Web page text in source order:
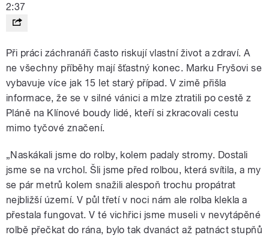
2:37
Při práci záchranáři často riskují vlastní život a zdraví. A
ne všechny příběhy mají šťastný konec. Marku Fryšovi se
vybavuje více jak 15 let starý případ. V zimě přišla
informace, že se v silné vánici a mlze ztratili po cestě z
Pláně na Klínové boudy lidé, kteří si zkracovali cestu
mimo tyčové značení.
„Naskákali jsme do rolby, kolem padaly stromy. Dostali
jsme se na vrchol. Šli jsme před rolbou, která svítila, a my
se pár metrů kolem snažili alespoň trochu propátrat
nejbližší území. V půl třetí v noci nám ale rolba klekla a
přestala fungovat. V té vichřici jsme museli v nevytápěné
rolbě přečkat do rána, bylo tak dvanáct až patnáct stupňů